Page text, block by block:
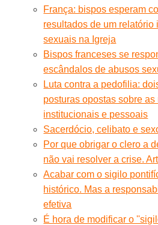
França: bispos esperam
resultados de um
sexuais na Igreja
Bispos franceses se
escândalos de abusos
Luta contra a pedofilia:
posturas opostas sobre
institucionais e pessoais
Sacerdócio, celibato e
Por que obrigar o clero a
não vai resolver a crise.
Acabar com o sigilo
histórico. Mas a
efetiva
É hora de modificar o